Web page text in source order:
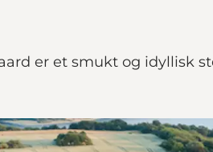
er et smukt og idyllisk